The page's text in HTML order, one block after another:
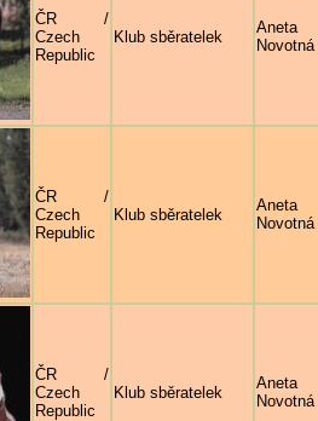
ČR /
Czech
Republic
Klub sběratelek
Aneta
Novotná
ČR /
Czech
Republic
Klub sběratelek
Aneta
Novotná
ČR /
Czech
Republic
Klub sběratelek
Aneta
Novotná